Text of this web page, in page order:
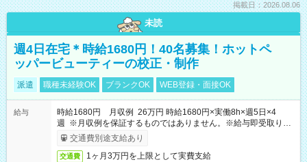
掲載日：2026.08.06
未読
週4日在宅＊時給1680円！40名募集！ホットペ
ッパービューティーの校正・制作
派遣 職種未経験OK ブランクOK WEB登録・面接OK
給与
時給1680円 月収例 26万円 時給1680円×実働8h×週5日×4
週 ※月収例を保証するものではありません。※給与即受取りサ
ービス利用可（利用条件有）
交通費別途支給あり
交通費 1ヶ月3万円を上限として実費支給